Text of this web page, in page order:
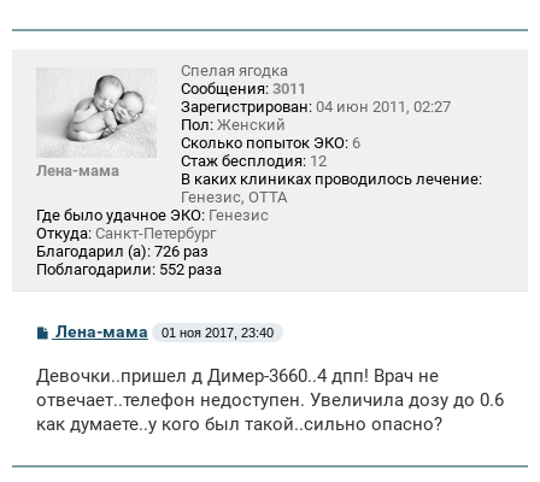
Лена-мама
Спелая ягодка
Сообщения: 3011
Зарегистрирован: 04 июн 2011, 02:27
Пол: Женский
Сколько попыток ЭКО: 6
Стаж бесплодия: 12
В каких клиниках проводилось лечение:
Генезис, ОТТА
Где было удачное ЭКО: Генезис
Откуда: Санкт-Петербург
Благодарил (а): 726 раз
Поблагодарили: 552 раза
С
о
б
щ
н
е
Лена-мама 01 ноя 2017, 23:40
Девочки..пришел д Димер-3660..4 дпп! Врач не
отвечает..телефон недоступен. Увеличила дозу до 0.6
как думаете..у кого был такой..сильно опасно?